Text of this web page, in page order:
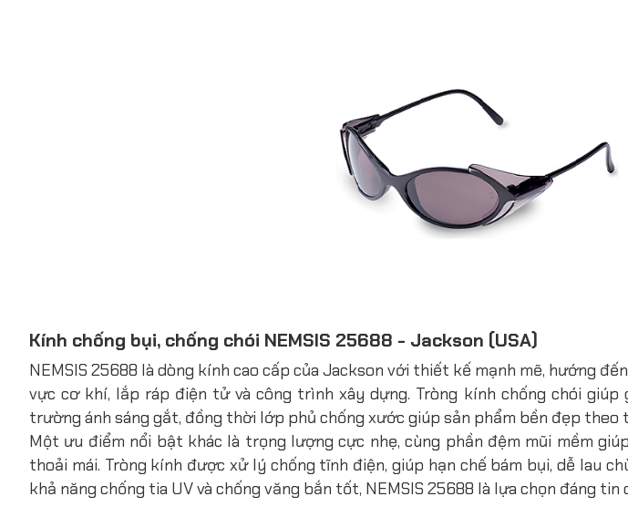
Kính chống bụi, chống chói NEMSIS 25688 - Jackson (USA)
NEMSIS 25688 là dòng kính cao cấp của Jackson với thiết kế mạnh mẽ, hướng
vực cơ khí, lắp ráp điện tử và công trình xây dựng. Tròng kính chống chói
trường ánh sáng gắt, đồng thời lớp phủ chống xước giúp sản phẩm bền đẹp theo
Một ưu điểm nổi bật khác là trọng lượng cực nhẹ, cùng phần đệm mũi mềm
thoải mái. Tròng kính được xử lý chống tĩnh điện, giúp hạn chế bám bụi, dễ lau
khả năng chống tia UV và chống văng bắn tốt, NEMSIS 25688 là lựa chọn đáng